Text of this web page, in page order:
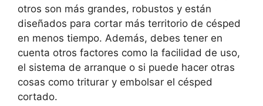
otros son más grandes, robustos y están
diseñados para cortar más territorio de césped
en menos tiempo. Además, debes tener en
cuenta otros factores como la facilidad de uso,
el sistema de arranque o si puede hacer otras
cosas como triturar y embolsar el césped
cortado.